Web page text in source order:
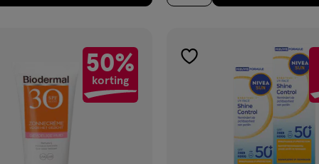
50%
korting
toevoegen
verlanglijst